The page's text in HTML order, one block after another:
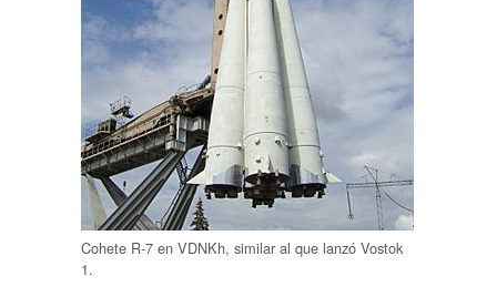
Cohete R-7 en VDNKh, similar al que lanzó Vostok
1.